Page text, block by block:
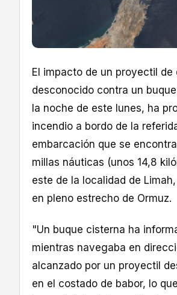
El impacto de un proyectil de
desconocido contra un
la noche de este lunes, ha
incendio a bordo de la
embarcación que se
millas náuticas (unos 14,8
este de la localidad de
en pleno estrecho de Ormuz.
"Un buque cisterna ha
mientras navegaba en
alcanzado por un proyectil
en el costado de babor, lo